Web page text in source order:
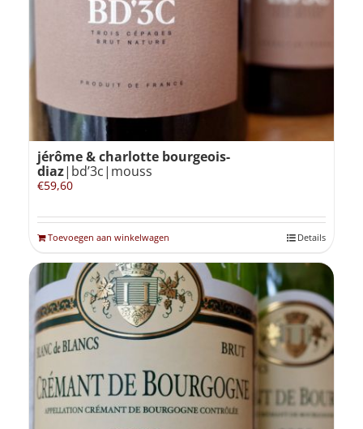
jérôme & charlotte bourgeois-
diaz|bd’3c|mouss
€59,60
Toevoegen aan winkelwagen Details